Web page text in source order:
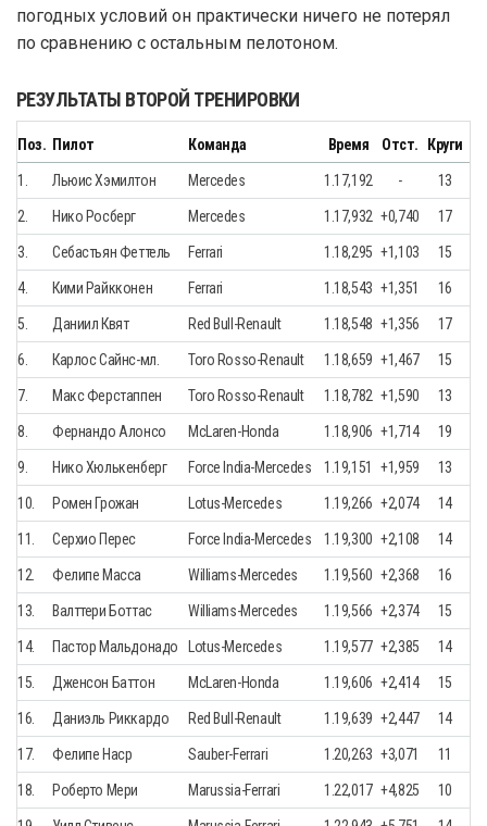
погодных условий он практически ничего не потерял
по сравнению с остальным пелотоном.
РЕЗУЛЬТАТЫ ВТОРОЙ ТРЕНИРОВКИ
Поз. Пилот Команда Время Отст. Круги
1. Льюис Хэмилтон Mercedes 1.17,192 - 13
2. Нико Росберг Mercedes 1.17,932 +0,740 17
3. Себастьян Феттель Ferrari 1.18,295 +1,103 15
4. Кими Райкконен Ferrari 1.18,543 +1,351 16
5. Даниил Квят Red Bull-Renault 1.18,548 +1,356 17
6. Карлос Сайнс-мл. Toro Rosso-Renault 1.18,659 +1,467 15
7. Макс Ферстаппен Toro Rosso-Renault 1.18,782 +1,590 13
8. Фернандо Алонсо McLaren-Honda 1.18,906 +1,714 19
9. Нико Хюлькенберг Force India-Mercedes 1.19,151 +1,959 13
10. Ромен Грожан Lotus-Mercedes 1.19,266 +2,074 14
11. Серхио Перес Force India-Mercedes 1.19,300 +2,108 14
12. Фелипе Масса Williams-Mercedes 1.19,560 +2,368 16
13. Валттери Боттас Williams-Mercedes 1.19,566 +2,374 15
14. Пастор Мальдонадо Lotus-Mercedes 1.19,577 +2,385 14
15. Дженсон Баттон McLaren-Honda 1.19,606 +2,414 15
16. Даниэль Риккардо Red Bull-Renault 1.19,639 +2,447 14
17. Фелипе Наср Sauber-Ferrari 1.20,263 +3,071 11
18. Роберто Мери Marussia-Ferrari 1.22,017 +4,825 10